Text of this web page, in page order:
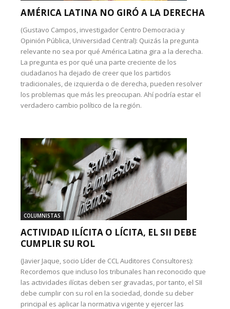
AMÉRICA LATINA NO GIRÓ A LA DERECHA
(Gustavo Campos, investigador Centro Democracia y
Opinión Pública, Universidad Central): Quizás la pregunta
relevante no sea por qué América Latina gira a la derecha.
La pregunta es por qué una parte creciente de los
ciudadanos ha dejado de creer que los partidos
tradicionales, de izquierda o de derecha, pueden resolver
los problemas que más les preocupan. Ahí podría estar el
verdadero cambio político de la región.
COLUMNISTAS
ACTIVIDAD ILÍCITA O LÍCITA, EL SII DEBE
CUMPLIR SU ROL
(Javier Jaque, socio Líder de CCL Auditores Consultores):
Recordemos que incluso los tribunales han reconocido que
las actividades ilícitas deben ser gravadas, por tanto, el SII
debe cumplir con su rol en la sociedad, donde su deber
principal es aplicar la normativa vigente y ejercer las